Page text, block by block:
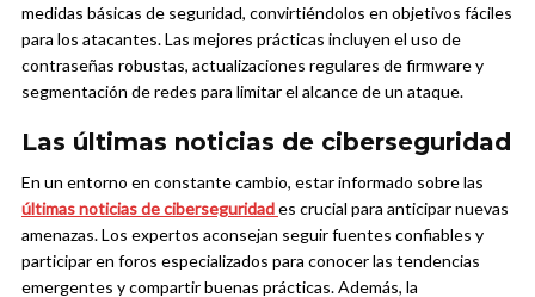
medidas básicas de seguridad, convirtiéndolos en objetivos fáciles
para los atacantes. Las mejores prácticas incluyen el uso de
contraseñas robustas, actualizaciones regulares de firmware y
segmentación de redes para limitar el alcance de un ataque.
Las últimas noticias de ciberseguridad
En un entorno en constante cambio, estar informado sobre las
últimas noticias de ciberseguridades crucial para anticipar nuevas
amenazas. Los expertos aconsejan seguir fuentes confiables y
participar en foros especializados para conocer las tendencias
emergentes y compartir buenas prácticas. Además, la